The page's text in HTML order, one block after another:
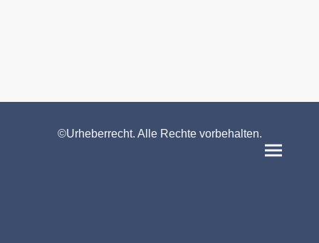
©Urheberrecht. Alle Rechte vorbehalten.